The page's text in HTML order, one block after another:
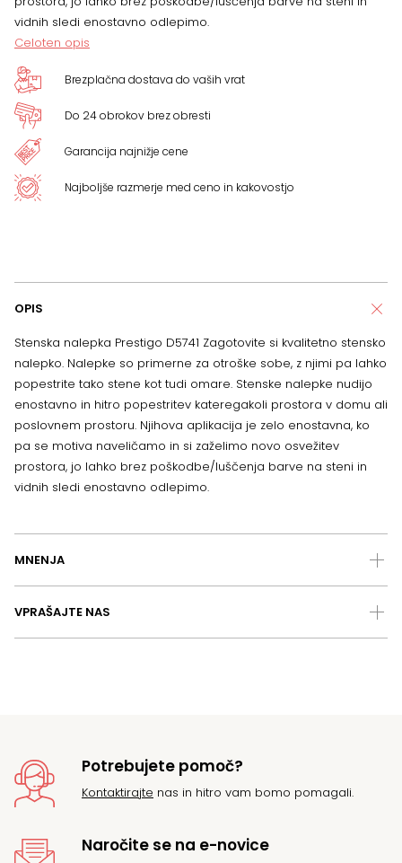
vidnih sledi enostavno odlepimo.
Celoten opis
Brezplačna dostava do vaših vrat
Do 24 obrokov brez obresti
Garancija najnižje cene
Najboljše razmerje med ceno in kakovostjo
OPIS
Stenska nalepka Prestigo D5741 Zagotovite si kvalitetno stensko
nalepko. Nalepke so primerne za otroške sobe, z njimi pa lahko
popestrite tako stene kot tudi omare. Stenske nalepke nudijo
enostavno in hitro popestritev kateregakoli prostora v domu ali
poslovnem prostoru. Njihova aplikacija je zelo enostavna, ko
pa se motiva naveličamo in si zaželimo novo osvežitev
prostora, jo lahko brez poškodbe/luščenja barve na steni in
vidnih sledi enostavno odlepimo.
MNENJA
VPRAŠAJTE NAS
Potrebujete pomoč?
Kontaktirajte nas in hitro vam bomo pomagali.
Naročite se na e-novice